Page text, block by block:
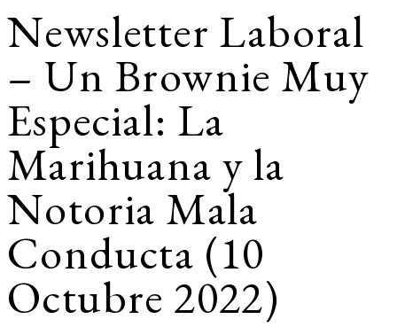
Newsletter Laboral
– Un Brownie Muy
Especial: La
Marihuana y la
Notoria Mala
Conducta (10
Octubre 2022)